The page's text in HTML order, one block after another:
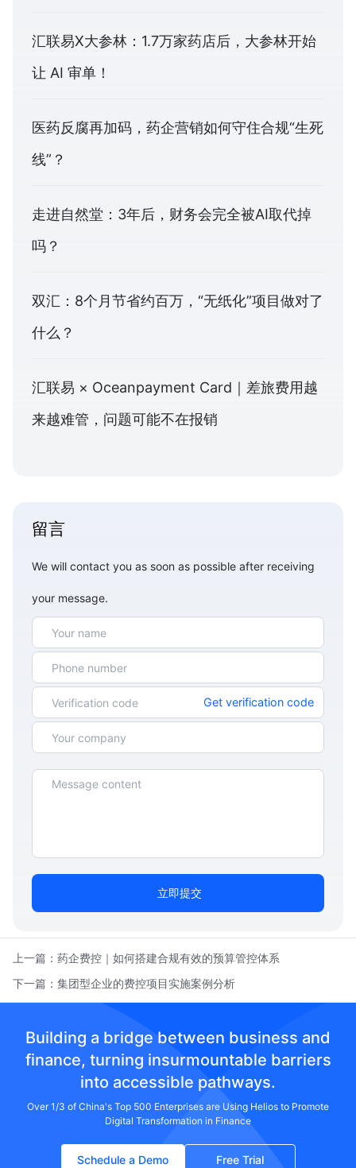
汇联易X大参林：1.7万家药店后，大参林开始
让 AI 审单！
医药反腐再加码，药企营销如何守住合规“生死
线”？
走进自然堂：3年后，财务会完全被AI取代掉
吗？
双汇：8个月节省约百万，“无纸化”项目做对了
什么？
汇联易 × Oceanpayment Card｜差旅费用越
来越难管，问题可能不在报销
留言
We will contact you as soon as possible after receiving
your message.
Get verification code
立即提交
上一篇： 药企费控｜如何搭建合规有效的预算管控体系
下一篇： 集团型企业的费控项目实施案例分析
Building a bridge between business and
finance, turning insurmountable barriers
into accessible pathways.
Over 1/3 of China's Top 500 Enterprises are Using Helios to Promote
Digital Transformation in Finance
Schedule a Demo Free Trial